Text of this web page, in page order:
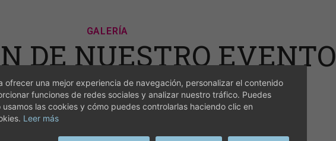
GALERÍA
DE NUESTRO EVENTO
ofrecer una mejor experiencia de navegación, personalizar el contenido
funciones de redes sociales y analizar nuestro tráfico. Puedes
usamos las cookies y cómo puedes controlarlas haciendo clic en
Leer más